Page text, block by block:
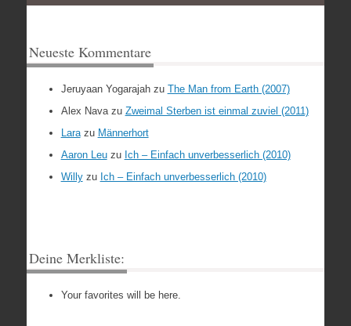
Neueste Kommentare
Jeruyaan Yogarajahzu The Man from Earth (2007)
Alex Navazu Zweimal Sterben ist einmal zuviel (2011)
Larazu Männerhort
Aaron Leuzu Ich – Einfach unverbesserlich (2010)
Willyzu Ich – Einfach unverbesserlich (2010)
Deine Merkliste:
Your favorites will be here.